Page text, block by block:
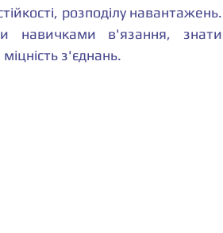
розподілу навантажень.
навичками в'язання, знати
з'єднань.